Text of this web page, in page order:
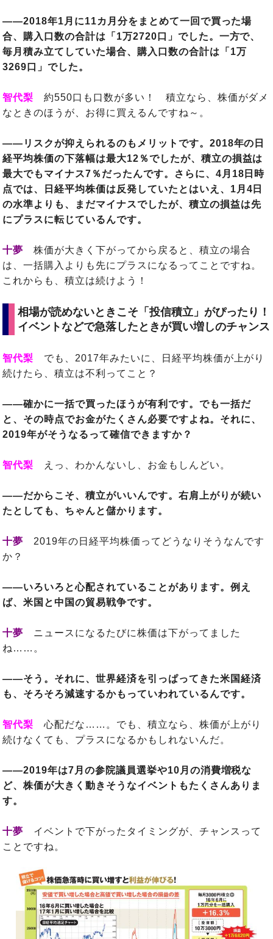
――2018年1月に11カ月分をまとめて一回で買った場
合、購入口数の合計は「1万2720口」でした。一方で、
毎月積み立てしていた場合、購入口数の合計は「1万
3269口」でした。
智代梨 約550口も口数が多い！ 積立なら、株価がダメ
なときのほうが、お得に買えるんですね～。
――リスクが抑えられるのもメリットです。2018年の日
経平均株価の下落幅は最大12％でしたが、積立の損益は
最大でもマイナス7％だったんです。さらに、4月18日時
点では、日経平均株価は反発していたとはいえ、1月4日
の水準よりも、まだマイナスでしたが、積立の損益は先
にプラスに転じているんです。
十夢 株価が大きく下がってから戻ると、積立の場合
は、一括購入よりも先にプラスになるってことですね。
これからも、積立は続けよう！
相場が読めないときこそ「投信積立」がぴったり！
イベントなどで急落したときが買い増しのチャンス
智代梨 でも、2017年みたいに、日経平均株価が上がり
続けたら、積立は不利ってこと？
――確かに一括で買ったほうが有利です。でも一括だ
と、その時点でお金がたくさん必要ですよね。それに、
2019年がそうなるって確信できますか？
智代梨 えっ、わかんないし、お金もしんどい。
――だからこそ、積立がいいんです。右肩上がりが続い
たとしても、ちゃんと儲かります。
十夢 2019年の日経平均株価ってどうなりそうなんです
か？
――いろいろと心配されていることがあります。例え
ば、米国と中国の貿易戦争です。
十夢 ニュースになるたびに株価は下がってました
ね……。
――そう。それに、世界経済を引っぱってきた米国経済
も、そろそろ減速するかもっていわれているんです。
智代梨 心配だな……。でも、積立なら、株価が上がり
続けなくても、プラスになるかもしれないんだ。
――2019年は7月の参院議員選挙や10月の消費増税な
ど、株価が大きく動きそうなイベントもたくさんありま
す。
十夢 イベントで下がったタイミングが、チャンスって
ことですね。